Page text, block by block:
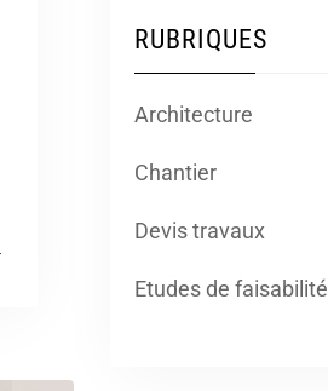
RUBRIQUES
Architecture
Chantier
Devis travaux
Etudes de faisabilité